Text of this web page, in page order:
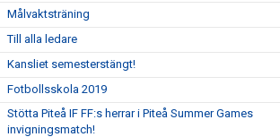
Målvaktsträning
Till alla ledare
Kansliet semesterstängt!
Fotbollsskola 2019
Stötta Piteå IF FF:s herrar i Piteå Summer Games
invigningsmatch!